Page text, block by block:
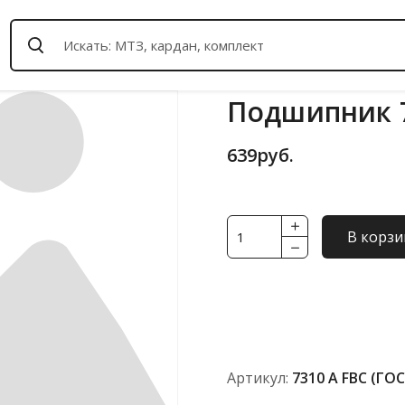
Подшипник
639руб.
Количество
товара
В
Артикул: 7310 А FBC